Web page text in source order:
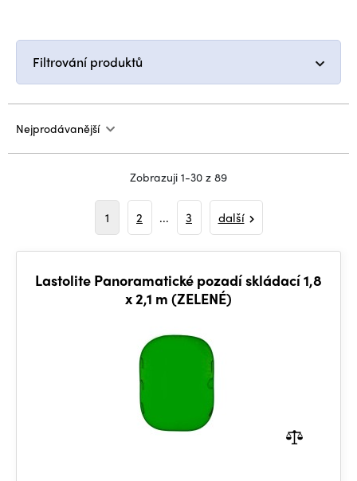
Filtrování produktů
Nejprodávanější
Zobrazuji 1-30 z 89
1 2 ... 3 další
Lastolite Panoramatické pozadí skládací 1,8
x 2,1 m (ZELENÉ)